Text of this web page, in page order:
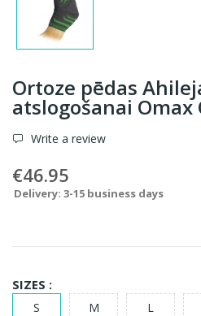
Ortoze pēdas
atslogošanai Omax
Write a review
€46.95
Delivery: 3-15 business days
SIZES :
S M L